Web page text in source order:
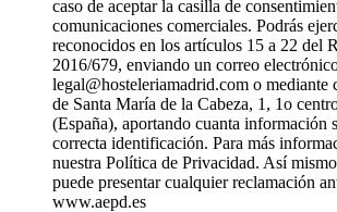
caso de aceptar la casilla de
comunicaciones comerciales. Podrás
reconocidos en los artículos 15 a 22 del
2016/679, enviando un correo
legal@hosteleriamadrid.com o mediante
de Santa María de la Cabeza, 1, 1o
(España), aportando cuanta información
correcta identificación. Para más
nuestra Política de Privacidad. Así
puede presentar cualquier reclamación
www.aepd.es